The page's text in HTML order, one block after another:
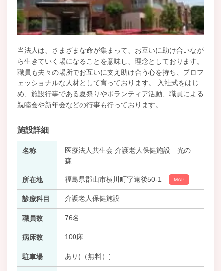
当法人は、さまざまな命が集まって、お互いに助け合いなが
ら生きていく場になることを意味し、理念としております。
職員も夫々の場所でお互いに支え助け合う心を持ち、プロフ
ェッショナルな人材として育っております。 入社式をはじ
め、施設行事である夏祭りやボランティア活動、職員による
親睦会や新年会などの行事も行っております。
施設詳細
名称
医療法人共生会 介護老人保健施設 光の
森
所在地 福島県郡山市横川町字遠後50-1 MAP
診療科目 介護老人保健施設
職員数 76名
病床数 100床
駐車場 あり(（無料）)